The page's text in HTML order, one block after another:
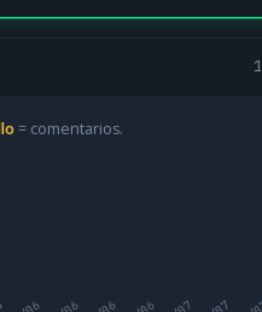
= comentarios.